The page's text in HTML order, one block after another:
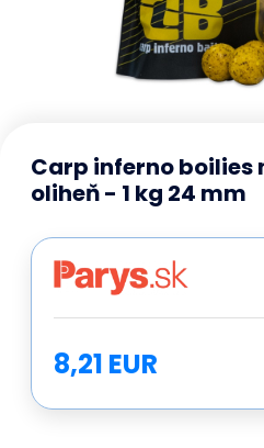
Carp inferno boilies
oliheň - 1 kg 24 mm
8,21 EUR